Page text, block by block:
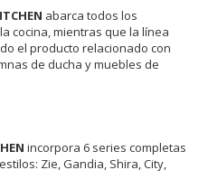
abarca todos los
cocina, mientras que la línea
el producto relacionado con
de ducha y muebles de
incorpora 6 series completas
Zie, Gandia, Shira, City,